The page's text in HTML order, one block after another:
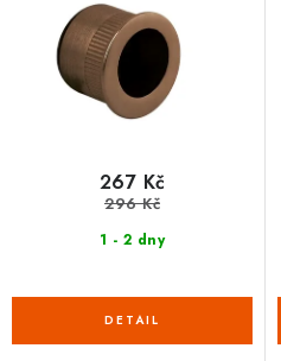
VISACÍ ZÁMKY
ZÁMKY, PETLICE A ZÁVORY
DOPLŇKY KE DVEŘÍM
STAVEBNÍ POUZDRA
1 - 2 dny
267 Kč
296 Kč